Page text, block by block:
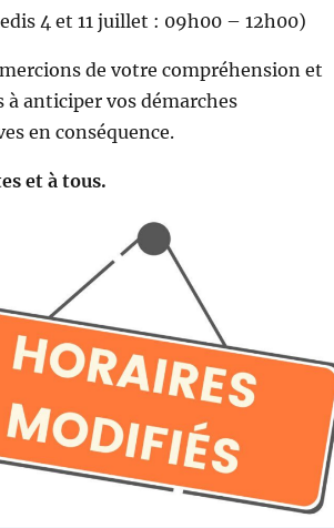
4 et 11 juillet : 09h00 – 12h00)
de votre compréhension et
anticiper vos démarches
en conséquence.
et à tous.